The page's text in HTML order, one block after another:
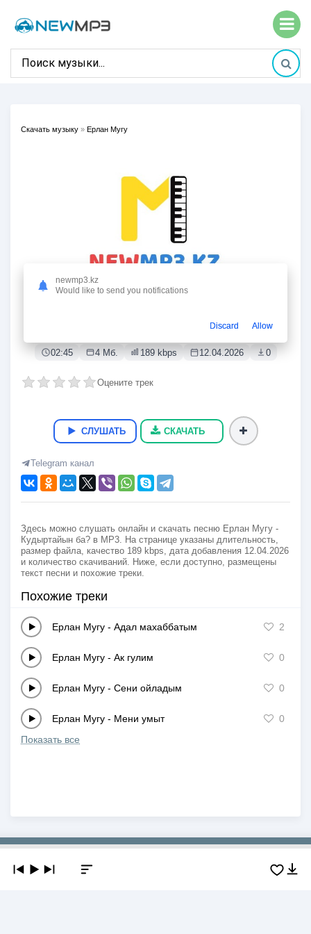
Скачать музыку » Ерлан Мугу
02:45 4 Мб. 189 kbps 12.04.2026 0
Оцените трек
СЛУШАТЬ СКАЧАТЬ
Telegram канал
Здесь можно слушать онлайн и скачать песню Ерлан Мугу -
Кудыртайын ба? в MP3. На странице указаны длительность,
размер файла, качество 189 kbps, дата добавления 12.04.2026
и количество скачиваний. Ниже, если доступно, размещены
текст песни и похожие треки.
Похожие треки
Ерлан Мугу - Адал махаббатым 2
Ерлан Мугу - Ак гулим 0
Ерлан Мугу - Сени ойладым 0
Ерлан Мугу - Мени умыт
0
Показать все
Copyright © 2019-2026 NEWMP3.KZ. Все права защищены.
newmp3.kz
Would like to send you notifications
Discard Allow